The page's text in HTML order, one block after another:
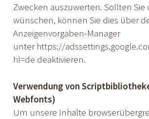
Zwecken auszuwerten. Sollten Sie
wünschen, können Sie dies über
Anzeigenvorgaben-Manager
unter https://
hl=de deaktivieren.
Verwendung von
Webfonts)
Um unsere Inhalte